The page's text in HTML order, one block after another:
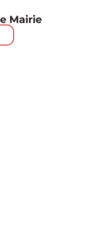
Mairie